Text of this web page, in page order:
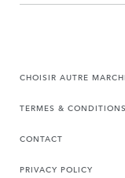
CHOISIR AUTRE
TERMES & CONDITIONS
CONTACT
PRIVACY POLICY